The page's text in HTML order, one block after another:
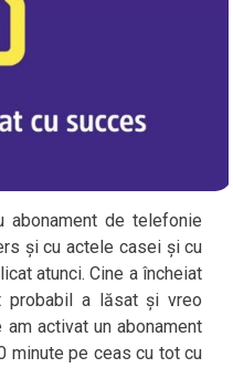
abonament de telefonie
și cu actele casei și cu
atunci. Cine a încheiat
probabil a lăsat și vreo
activat un abonament
minute pe ceas cu tot cu